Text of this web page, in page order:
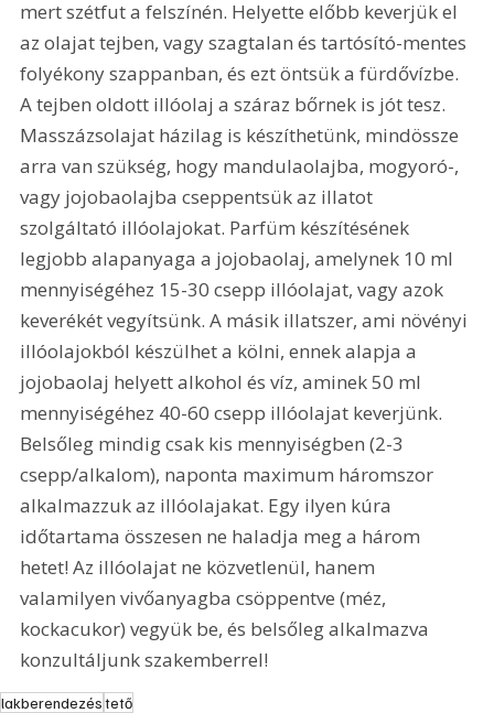
mert szétfut a felszínén. Helyette előbb keverjük el
az olajat tejben, vagy szagtalan és tartósító-mentes
folyékony szappanban, és ezt öntsük a fürdővízbe.
A tejben oldott illóolaj a száraz bőrnek is jót tesz.
Masszázsolajat házilag is készíthetünk, mindössze
arra van szükség, hogy mandulaolajba, mogyoró-,
vagy jojobaolajba cseppentsük az illatot
szolgáltató illóolajokat. Parfüm készítésének
legjobb alapanyaga a jojobaolaj, amelynek 10 ml
mennyiségéhez 15-30 csepp illóolajat, vagy azok
keverékét vegyítsünk. A másik illatszer, ami növényi
illóolajokból készülhet a kölni, ennek alapja a
jojobaolaj helyett alkohol és víz, aminek 50 ml
mennyiségéhez 40-60 csepp illóolajat keverjünk.
Belsőleg mindig csak kis mennyiségben (2-3
csepp/alkalom), naponta maximum háromszor
alkalmazzuk az illóolajakat. Egy ilyen kúra
időtartama összesen ne haladja meg a három
hetet! Az illóolajat ne közvetlenül, hanem
valamilyen vivőanyagba csöppentve (méz,
kockacukor) vegyük be, és belsőleg alkalmazva
konzultáljunk szakemberrel!
lakberendezéstető